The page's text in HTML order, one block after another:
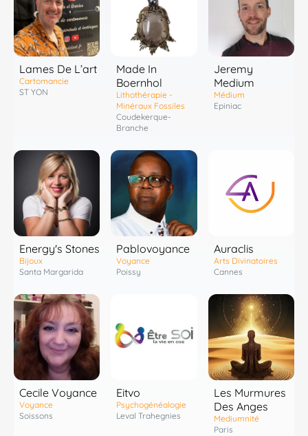
Lames De L’art
Cartomancie
ST YON
Made In
Boernhol
Lithothérapie -
Minéraux Fossiles
Coudekerque-
Branche
Jeremy
Medium
Médium
Epiniac
Energy's Stones
Bijoux
Santa Margarida
Pablovoyance
Voyance
Poissy
Auraclis
Arts Divinatoires
Cannes
Cecile Voyance
Voyance
Soissons
Eitvo
Psychogénéalogie
Leval Trahegnies
Les Murmures
Des Anges
Mediumnité
Paris